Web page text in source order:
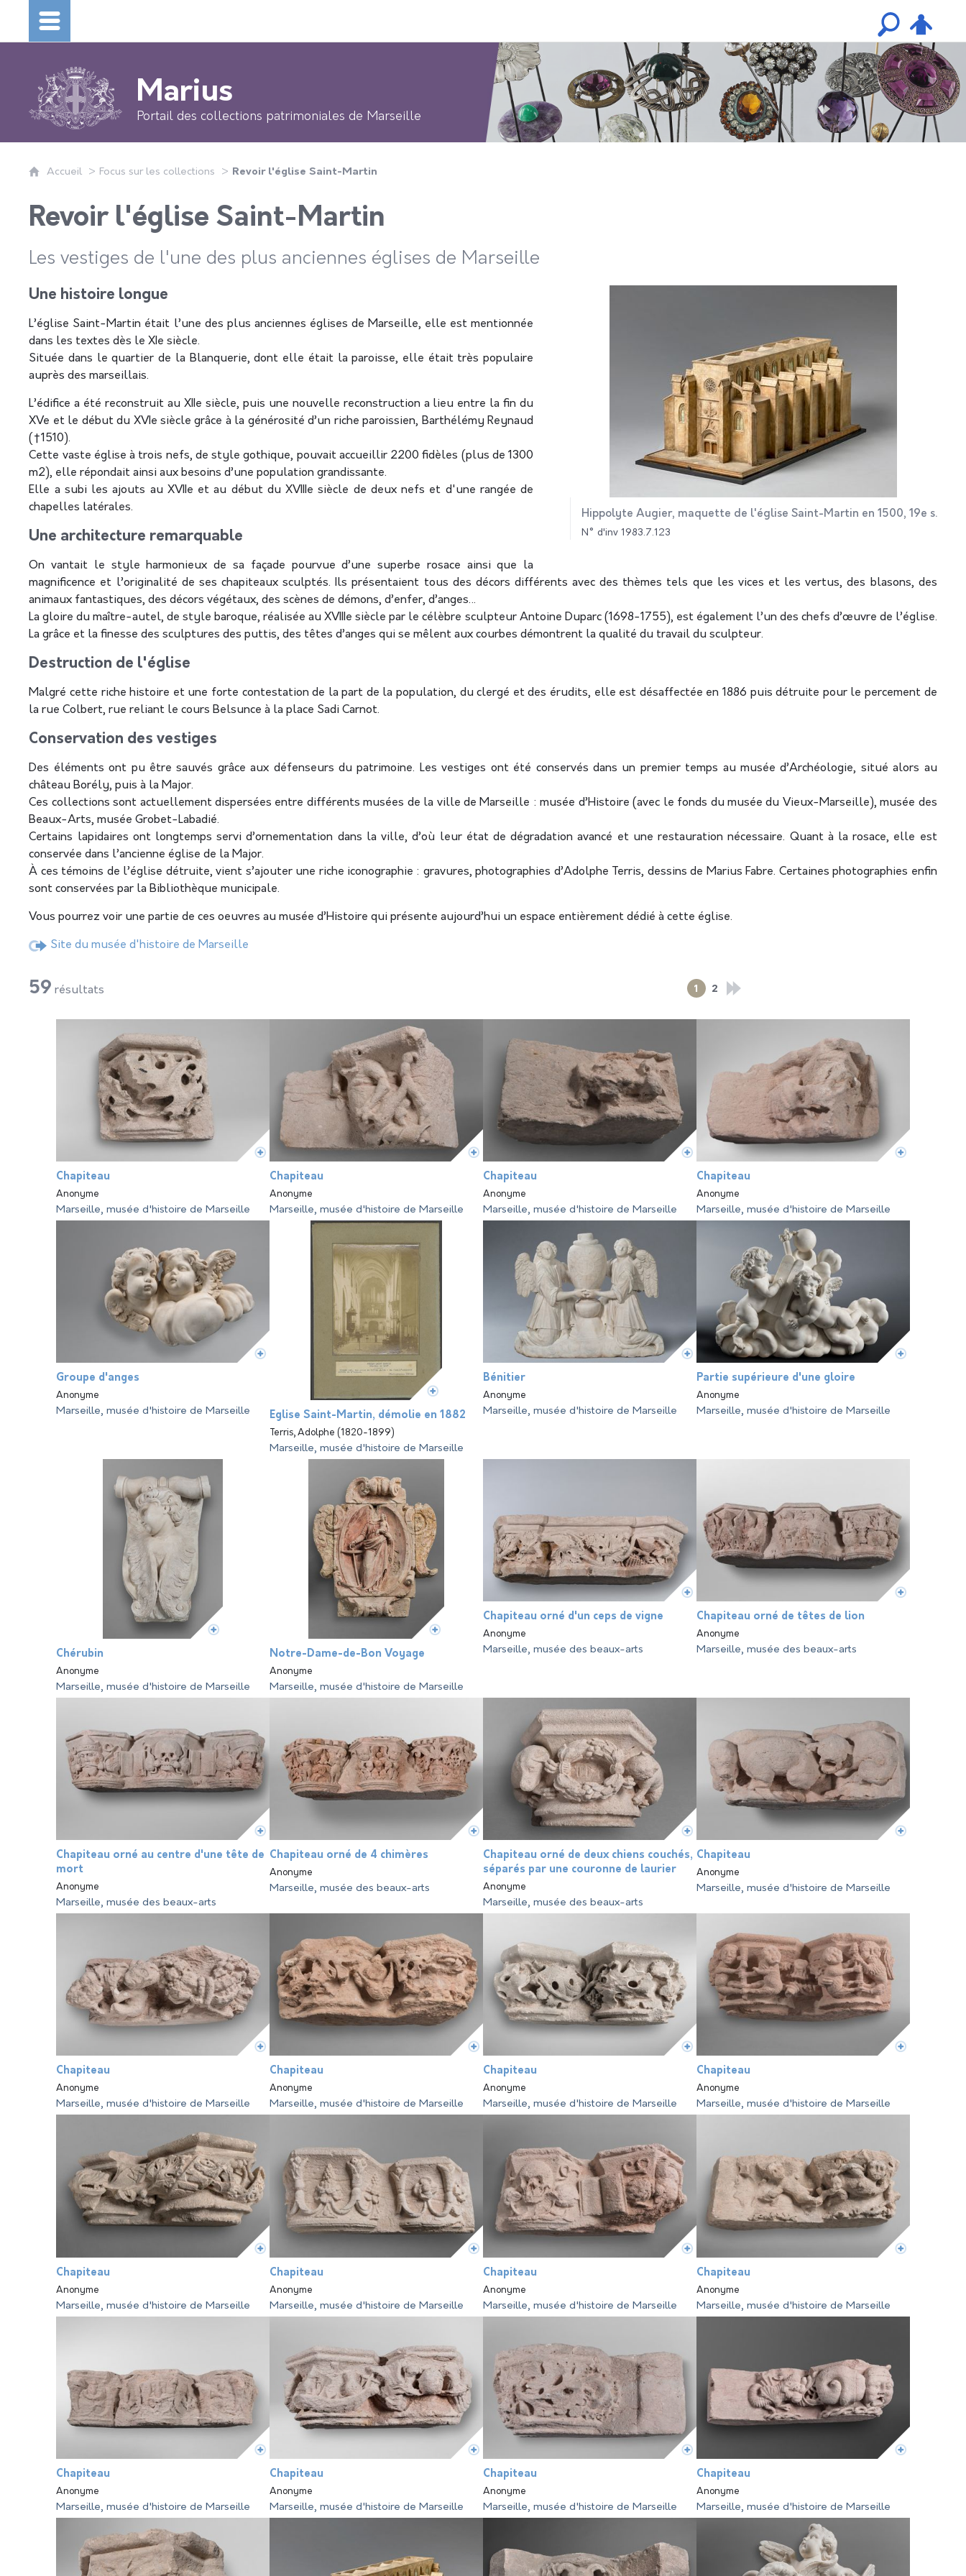
Marius
Portail des collections patrimoniales de Marseille
Accueil Focus sur les collections Revoir l'église Saint-Martin
Revoir l'église Saint-Martin
Les vestiges de l'une des plus anciennes églises de Marseille
Hippolyte Augier, maquette de l'église Saint-Martin en 1500, 19e s.
N° d'inv 1983.7.123
Une histoire longue
L’église Saint-Martin était l’une des plus anciennes églises de Marseille, elle est mentionnée
dans les textes dès le XIe siècle.
Située dans le quartier de la Blanquerie, dont elle était la paroisse, elle était très populaire
auprès des marseillais.
L’édifice a été reconstruit au XIIe siècle, puis une nouvelle reconstruction a lieu entre la fin du
XVe et le début du XVIe siècle grâce à la générosité d’un riche paroissien, Barthélémy Reynaud
(†1510).
Cette vaste église à trois nefs, de style gothique, pouvait accueillir 2200 fidèles (plus de 1300
m2), elle répondait ainsi aux besoins d’une population grandissante.
Elle a subi les ajouts au XVIIe et au début du XVIIIe siècle de deux nefs et d'une rangée de
chapelles latérales.
Une architecture remarquable
On vantait le style harmonieux de sa façade pourvue d’une superbe rosace ainsi que la
magnificence et l’originalité de ses chapiteaux sculptés. Ils présentaient tous des décors différents avec des thèmes tels que les vices et les vertus, des blasons, des
animaux fantastiques, des décors végétaux, des scènes de démons, d’enfer, d’anges…
La gloire du maître-autel, de style baroque, réalisée au XVIIIe siècle par le célèbre sculpteur Antoine Duparc (1698-1755), est également l’un des chefs d’œuvre de l’église.
La grâce et la finesse des sculptures des puttis, des têtes d’anges qui se mêlent aux courbes démontrent la qualité du travail du sculpteur.
Destruction de l'église
Malgré cette riche histoire et une forte contestation de la part de la population, du clergé et des érudits, elle est désaffectée en 1886 puis détruite pour le percement de
la rue Colbert, rue reliant le cours Belsunce à la place Sadi Carnot.
Conservation des vestiges
Des éléments ont pu être sauvés grâce aux défenseurs du patrimoine. Les vestiges ont été conservés dans un premier temps au musée d’Archéologie, situé alors au
château Borély, puis à la Major.
Ces collections sont actuellement dispersées entre différents musées de la ville de Marseille : musée d’Histoire (avec le fonds du musée du Vieux-Marseille), musée des
Beaux-Arts, musée Grobet-Labadié.
Certains lapidaires ont longtemps servi d’ornementation dans la ville, d’où leur état de dégradation avancé et une restauration nécessaire. Quant à la rosace, elle est
conservée dans l’ancienne église de la Major.
À ces témoins de l’église détruite, vient s’ajouter une riche iconographie : gravures, photographies d’Adolphe Terris, dessins de Marius Fabre. Certaines photographies enfin
sont conservées par la Bibliothèque municipale.
Vous pourrez voir une partie de ces oeuvres au musée d’Histoire qui présente aujourd’hui un espace entièrement dédié à cette église.
Site du musée d'histoire de Marseille
59 résultats 1 2
Chapiteau
Anonyme
Marseille, musée d'histoire de Marseille
Chapiteau
Anonyme
Marseille, musée d'histoire de Marseille
Chapiteau
Anonyme
Marseille, musée d'histoire de Marseille
Chapiteau
Anonyme
Marseille, musée d'histoire de Marseille
Groupe d'anges
Anonyme
Marseille, musée d'histoire de Marseille Eglise Saint-Martin, démolie en 1882
Terris, Adolphe (1820-1899)
Marseille, musée d'histoire de Marseille
Bénitier
Anonyme
Marseille, musée d'histoire de Marseille
Partie supérieure d'une gloire
Anonyme
Marseille, musée d'histoire de Marseille
Chérubin
Anonyme
Marseille, musée d'histoire de Marseille
Notre-Dame-de-Bon Voyage
Anonyme
Marseille, musée d'histoire de Marseille
Chapiteau orné d'un ceps de vigne
Anonyme
Marseille, musée des beaux-arts
Chapiteau orné de têtes de lion
Anonyme
Marseille, musée des beaux-arts
Chapiteau orné au centre d'une tête de
mort
Anonyme
Marseille, musée des beaux-arts
Chapiteau orné de 4 chimères
Anonyme
Marseille, musée des beaux-arts
Chapiteau orné de deux chiens couchés,
séparés par une couronne de laurier
Anonyme
Marseille, musée des beaux-arts
Chapiteau
Anonyme
Marseille, musée d'histoire de Marseille
Chapiteau
Anonyme
Marseille, musée d'histoire de Marseille
Chapiteau
Anonyme
Marseille, musée d'histoire de Marseille
Chapiteau
Anonyme
Marseille, musée d'histoire de Marseille
Chapiteau
Anonyme
Marseille, musée d'histoire de Marseille
Chapiteau
Anonyme
Marseille, musée d'histoire de Marseille
Chapiteau
Anonyme
Marseille, musée d'histoire de Marseille
Chapiteau
Anonyme
Marseille, musée d'histoire de Marseille
Chapiteau
Anonyme
Marseille, musée d'histoire de Marseille
Chapiteau
Anonyme
Marseille, musée d'histoire de Marseille
Chapiteau
Anonyme
Marseille, musée d'histoire de Marseille
Chapiteau
Anonyme
Marseille, musée d'histoire de Marseille
Chapiteau
Anonyme
Marseille, musée d'histoire de Marseille